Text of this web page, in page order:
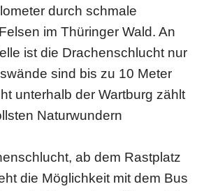
durch schmale
im Thüringer Wald. An
ist die Drachenschlucht nur
sind bis zu 10 Meter
unterhalb der Wartburg zählt
Naturwundern
ab dem Rastplatz
die Möglichkeit mit dem Bus